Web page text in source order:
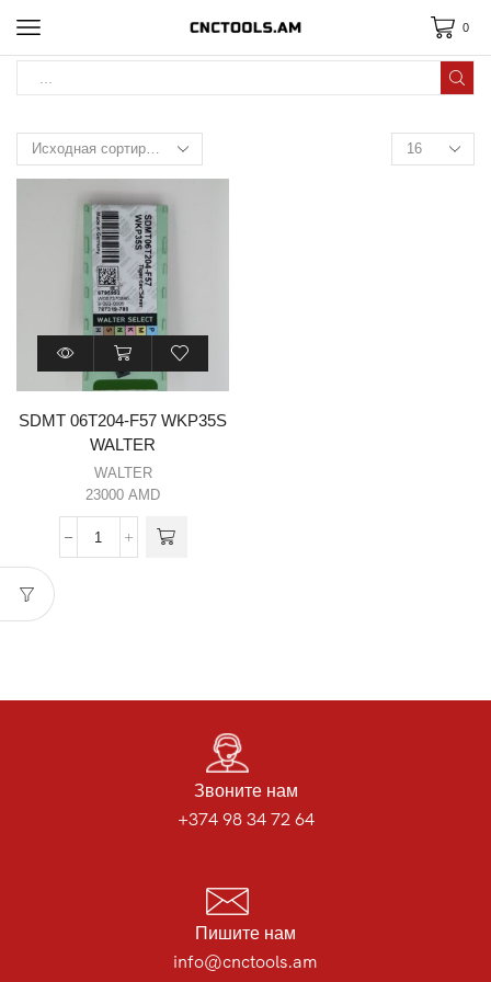
0
SDMT 06T204-F57 WKP35S
WALTER
WALTER
23000 AMD
Звоните нам
+374 98 34 72 64
Пишите нам
info@cnctools.am